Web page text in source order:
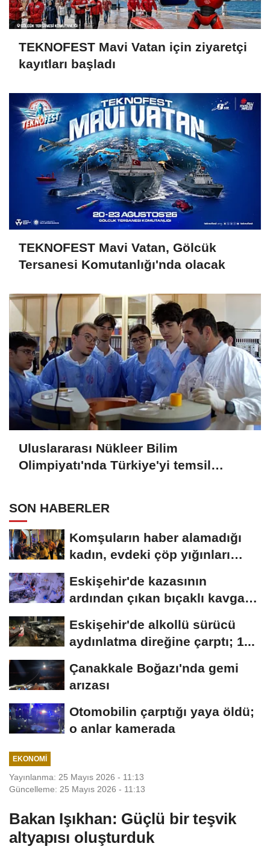
TEKNOFEST Mavi Vatan için ziyaretçi
kayıtları başladı
TEKNOFEST Mavi Vatan, Gölcük
Tersanesi Komutanlığı'nda olacak
Uluslararası Nükleer Bilim
Olimpiyatı'nda Türkiye'yi temsil
SON HABERLER
Komşuların haber alamadığı
kadın, evdeki çöp yığınları
Eskişehir'de kazasının
ardından çıkan bıçaklı kavga
Eskişehir'de alkollü sürücü
aydınlatma direğine çarptı; 1...
Çanakkale Boğazı'nda gemi
arızası
Otomobilin çarptığı yaya öldü;
o anlar kamerada
EKONOMI
Yayınlanma: 25 Mayıs 2026 - 11:13
Güncelleme: 25 Mayıs 2026 - 11:13
Bakan Işıkhan: Güçlü bir teşvik
altyapısı oluşturduk